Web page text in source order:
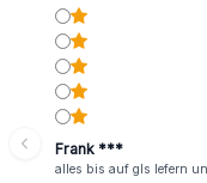
Frank ***
alles bis auf gls lefern